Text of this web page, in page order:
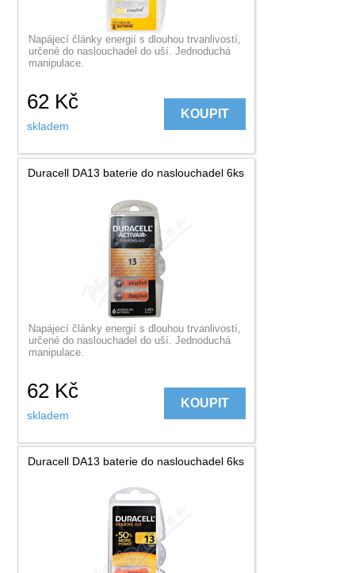
Napájecí články energií s dlouhou trvanlivostí,
určené do naslouchadel do uší. Jednoduchá
manipulace.
62 Kč
skladem
KOUPIT
Duracell DA13 baterie do naslouchadel 6ks
Napájecí články energií s dlouhou trvanlivostí,
určené do naslouchadel do uší. Jednoduchá
manipulace.
62 Kč
skladem
KOUPIT
Duracell DA13 baterie do naslouchadel 6ks